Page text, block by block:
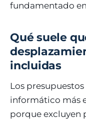
fundamentado
Qué suele
incluidas
Los
informático más
porque excluyen